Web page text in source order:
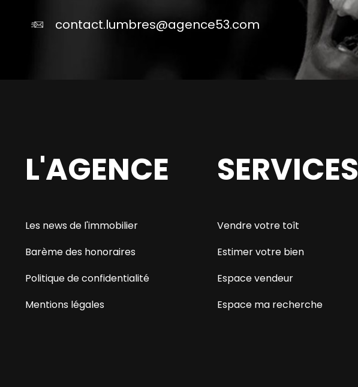
contact.lumbres@agence53.com
L'AGENCE
Les news de l'immobilier
Barème des honoraires
Politique de confidentialité
Mentions légales
SERVICES
Vendre votre toît
Estimer votre bien
Espace vendeur
Espace ma recherche